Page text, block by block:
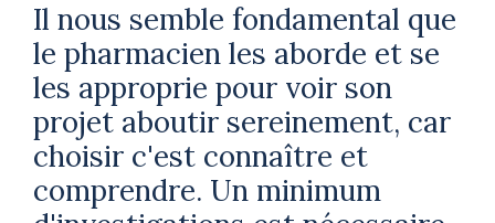
Il nous semble fondamental que
le pharmacien les aborde et se
les approprie pour voir son
projet aboutir sereinement, car
choisir c'est connaître et
comprendre. Un minimum